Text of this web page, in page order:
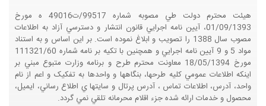
هيئت محترم دولت طي مصوبه شماره 99517/ت49016 ه مورخ
01/09/1393، آيين نامه اجرايي قانون انتشار و دسترسي آزاد به اطلاعات
مصوب سال 1388 را تصويب و ابلاغ نموده است. بر اين اساس و به استناد
مواد 5 و 9 آيين نامه اجرايي و همچنين با تکيه بر نامه شماره 111321/60
مورخ 18/05/1394 معاونت محترم طرح و برنامه وزارت متبوع مبني بر
اينکه اطلاعات عمومي کليه طرحها، بنگاهها و واحدها به تفکيک و اعم از نام
واحد، آدرس، اطلاعات تماس ، آدرس پرتال و سايتها ي اطلاع رساني، ايميل،
محصول و خدمات ارائه شده جزء اقلام محرمانه تلقي نمي گردد.